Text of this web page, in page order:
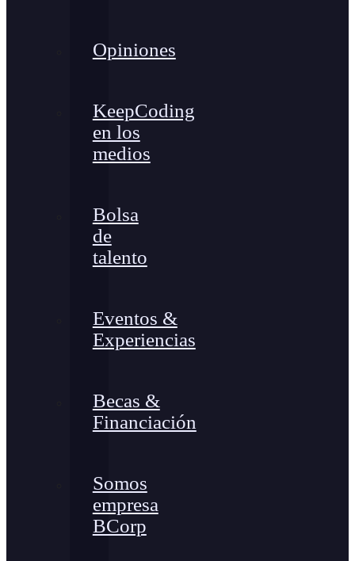
Opiniones
KeepCoding
en los
medios
Bolsa
de
talento
Eventos &
Experiencias
Becas &
Financiación
Somos
empresa
BCorp